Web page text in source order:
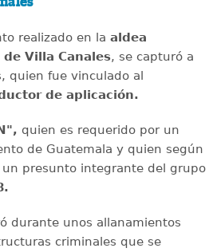
realizado en la aldea
Villa Canales, se capturó a
quien fue vinculado al
de aplicación.
quien es requerido por un
de Guatemala y quien según
un presunto integrante del grupo
durante unos allanamientos
criminales que se